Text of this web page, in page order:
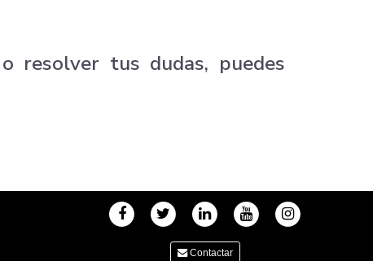
resolver tus dudas, puedes
Contactar